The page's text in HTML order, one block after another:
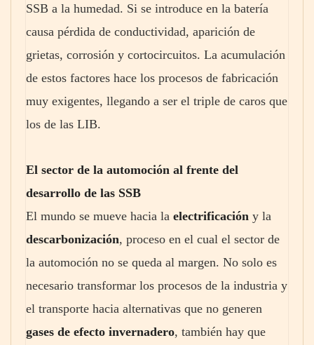
SSB a la humedad. Si se introduce en la batería
causa pérdida de conductividad, aparición de
grietas, corrosión y cortocircuitos. La acumulación
de estos factores hace los procesos de fabricación
muy exigentes, llegando a ser el triple de caros que
los de las LIB.
El sector de la automoción al frente del
desarrollo de las SSB
El mundo se mueve hacia la electrificación y la
descarbonización, proceso en el cual el sector de
la automoción no se queda al margen. No solo es
necesario transformar los procesos de la industria y
el transporte hacia alternativas que no generen
gases de efecto invernadero, también hay que